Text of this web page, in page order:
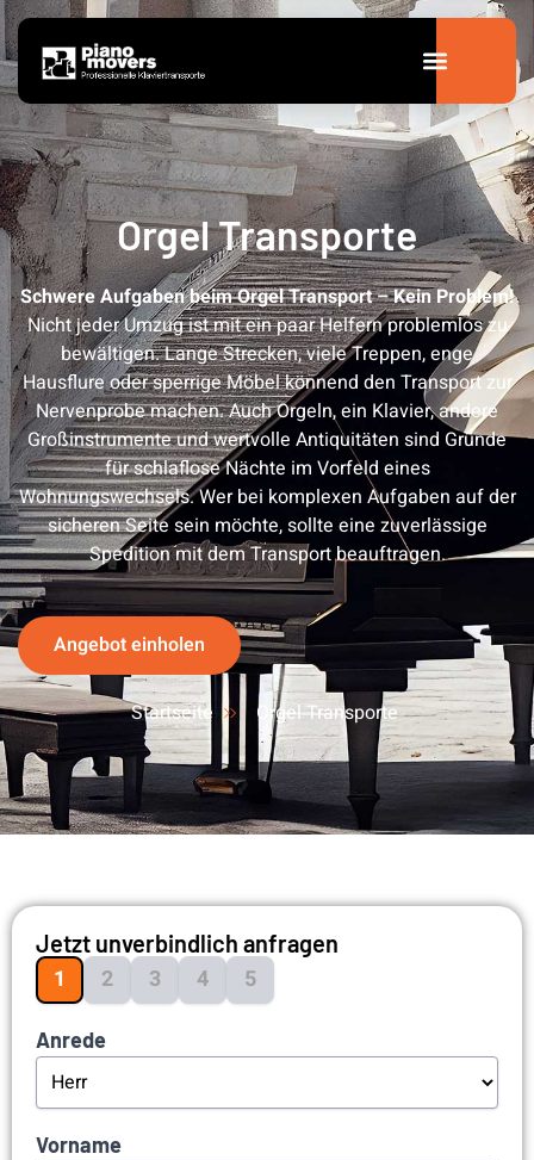
Orgel Transporte
Schwere Aufgaben beim Orgel Transport – Kein Problem!
Nicht jeder Umzug ist mit ein paar Helfern problemlos zu
bewältigen. Lange Strecken, viele Treppen, enge
Hausflure oder sperrige Möbel könnend den Transport zur
Nervenprobe machen. Auch Orgeln, ein Klavier, andere
Großinstrumente und wertvolle Antiquitäten sind Gründe
für schlaflose Nächte im Vorfeld eines
Wohnungswechsels. Wer bei komplexen Aufgaben auf der
sicheren Seite sein möchte, sollte eine zuverlässige
Spedition mit dem Transport beauftragen.
Angebot einholen
Startseite Orgel Transporte
Jetzt unverbindlich anfragen
1 2 3 4 5
Anrede
Vorname